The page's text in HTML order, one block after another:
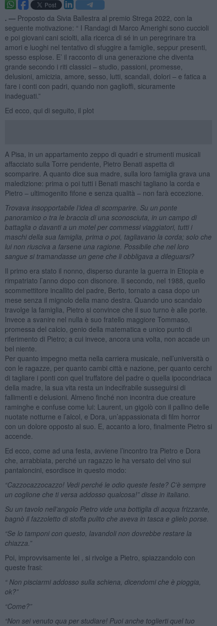
. — Proposto da Sivia Ballestra al premio Strega 2022, con la
seguente motivazione: “ I Randagi di Marco Amerighi sono cuccioli
e poi giovani cani sciolti, alla ricerca di sé in un peregrinare tra
amori e luoghi nel tentativo di sfuggire a famiglie, seppur presenti,
spesso esplose. E’ il racconto di una generazione che diventa
grande secondo i riti classici – studio, passioni, promesse,
delusioni, amicizia, amore, sesso, lutti, scandali, dolori – e fatica a
fare i conti con padri, quando non gaglioffi, sicuramente
inadeguati.”
Ed ecco, qui di seguito, il plot
A Pisa, in un appartamento zeppo di quadri e strumenti musicali
affacciato sulla Torre pendente, Pietro Benati aspetta di
scomparire. A quanto dice sua madre, sulla loro famiglia grava una
maledizione: prima o poi tutti i Benati maschi tagliano la corda e
Pietro – ultimogenito fifone e senza qualità – non farà eccezione.
Trovava insopportabile l’idea di scomparire. Su un ponte
panoramico o tra le braccia di una sconosciuta, in un campo di
battaglia o davanti a un motel per commessi viaggiatori, tutti i
maschi della sua famiglia, prima o poi, tagliavano la corda; solo che
lui non riusciva a farsene una ragione. Possibile che nel loro
sangue si tramandasse un gene che li obbligava a dileguarsi?
Il primo era stato il nonno, disperso durante la guerra in Etiopia e
rimpatriato l’anno dopo con disonore. Il secondo, nel 1988, quello
scommettitore incallito del padre, Berto, tornato a casa dopo un
mese senza il mignolo della mano destra. Quando uno scandalo
travolge la famiglia, Pietro si convince che il suo turno è alle porte.
Invece a svanire nel nulla è suo fratello maggiore Tommaso,
promessa del calcio, genio della matematica e unico punto di
riferimento di Pietro; a cui invece, ancora una volta, non accade un
bel niente.
Per quanto impegno metta nella carriera musicale, nell’università o
con le ragazze, per quanto cambi città e nazione, per quanto cerchi
di tagliare i ponti con quel truffatore del padre o quella ipocondriaca
della madre, la sua vita resta un indecifrabile susseguirsi di
fallimenti e delusioni. Almeno finché non incontra due creature
raminghe e confuse come lui: Laurent, un gigolò con il pallino delle
nuotate notturne e l’alcol, e Dora, un’appassionata di film horror
con un dolore opposto al suo. E, accanto a loro, finalmente Pietro si
accende.
Ed ecco, come ad una festa, avviene l’incontro tra Pietro e Dora
che, arrabbiata, perché un ragazzo le ha versato del vino sui
pantaloncini, esordisce in questo modo:
“Cazzocazzocazzo! Vedi perché le odio queste feste? C’è sempre
un coglione che ti versa addosso qualcosa!” disse in italiano.
Su un tavolo nell’angolo Pietro vide una bottiglia di acqua frizzante,
bagnò il fazzoletto di stoffa pulito che aveva in tasca e glielo porse.
“Se lo tamponi con questo, lavandoli non dovrebbe restare la
chiazza.”
Poi, improvvisamente lei , si rivolge a Pietro, spiazzandolo con
queste frasi:
“ Non pisciarmi addosso sulla schiena, dicendomi che è pioggia,
ok?”
“Come?”
“Non sei venuto qua per studiare! Puoi anche toglierti quel tuo